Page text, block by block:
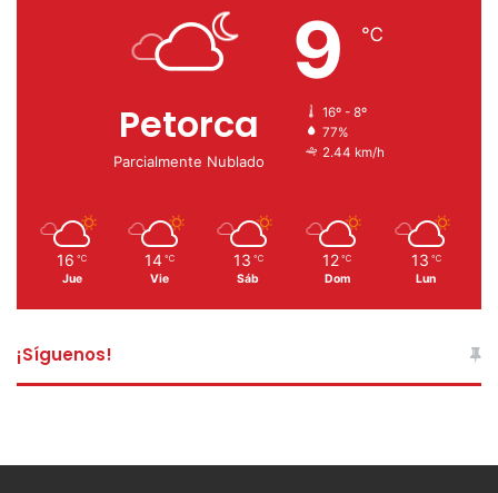
Petorca
Parcialmente Nublado
9 ℃
16º - 8º
77%
2.44 km/h
16 ℃
Jue
14 ℃
Vie
13 ℃
Sáb
12 ℃
Dom
13 ℃
Lun
¡Síguenos!